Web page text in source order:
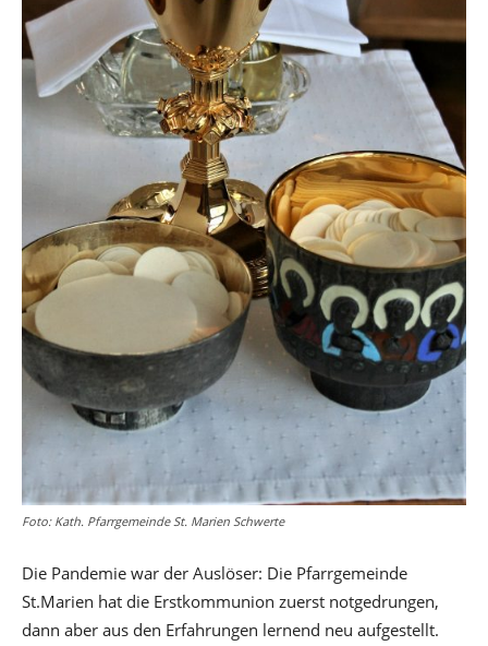
Foto: Kath. Pfarrgemeinde St. Marien Schwerte
Die Pandemie war der Auslöser: Die Pfarrgemeinde
St.Marien hat die Erstkommunion zuerst notgedrungen,
dann aber aus den Erfahrungen lernend neu aufgestellt.